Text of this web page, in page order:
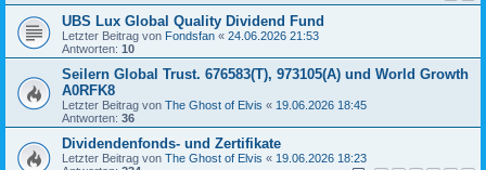
UBS Lux Global Quality Dividend Fund
Letzter Beitrag von Fondsfan « 24.06.2026 21:53
Antworten: 10
Seilern Global Trust. 676583(T), 973105(A) und World Growth
A0RFK8
Letzter Beitrag von The Ghost of Elvis « 19.06.2026 18:45
Antworten: 36
Dividendenfonds- und Zertifikate
Letzter Beitrag von The Ghost of Elvis « 19.06.2026 18:23